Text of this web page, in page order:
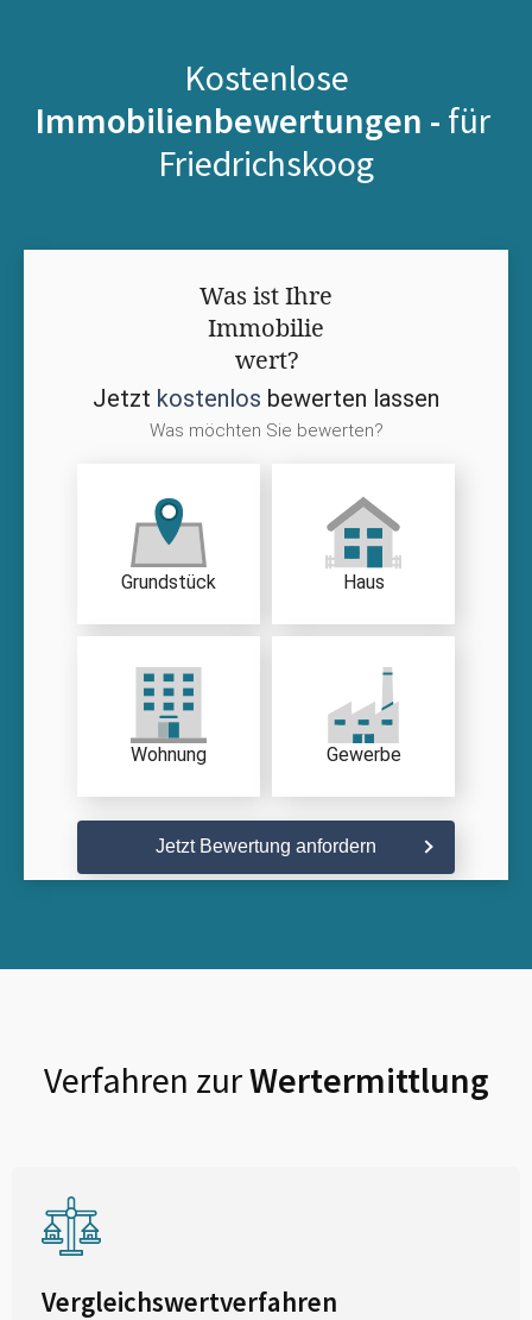
Kostenlose
Immobilienbewertungen - für
Friedrichskoog
Was ist Ihre
Immobilie
wert?
Jetzt kostenlos bewerten lassen
Was möchten Sie bewerten?
Grundstück Haus
Wohnung Gewerbe
Jetzt Bewertung anfordern
Verfahren zurWertermittlung
Vergleichswertverfahren